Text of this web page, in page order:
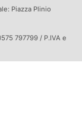
Piazza Plinio
797799 / P.IVA e